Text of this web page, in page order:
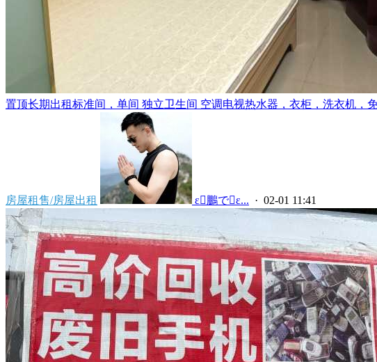
置顶长期出租标准间，单间 独立卫生间 空调电视热水器，衣柜，洗衣机，
房屋租售/房屋出租  ε鵬でε... · 02-01 11:41